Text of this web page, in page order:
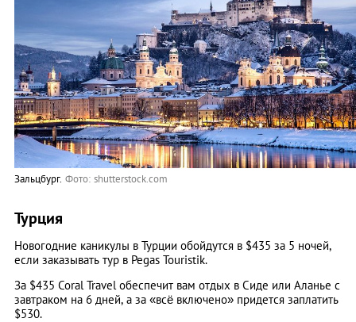
Зальцбург. Фото: shutterstock.com
Турция
Новогодние каникулы в Турции обойдутся в $435 за 5 ночей,
если заказывать тур в Pegas Touristik.
За $435 Coral Travel обеспечит вам отдых в Сиде или Аланье с
завтраком на 6 дней, а за «всё включено» придется заплатить
$530.